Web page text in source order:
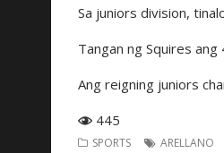
Sa juniors division,
Tangan ng Squires
Ang reigning juniors
445
SPORTS ARELLANO